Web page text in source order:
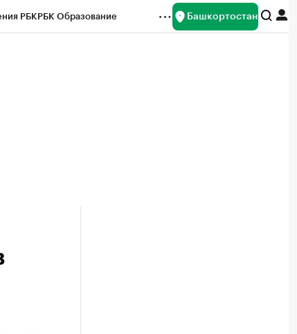
РБКРБК Образование Башкортостан